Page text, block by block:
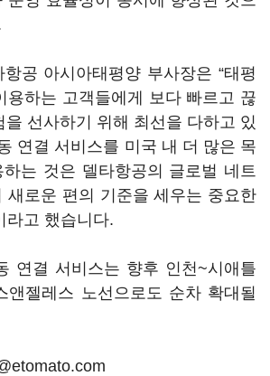
공 아시아태평양 부사장은 “태평
용하는 고객들에게 보다 빠르고 끊
을 선사하기 위해 최선을 다하고 있
연결 서비스를 미국 내 더 많은 목
는 것은 델타항공의 글로벌 네트
새로운 편의 기준을 세우는 중요한
라고 했습니다.
연결 서비스는 향후 인천~시애틀
앤젤레스 노선으로도 순차 확대될